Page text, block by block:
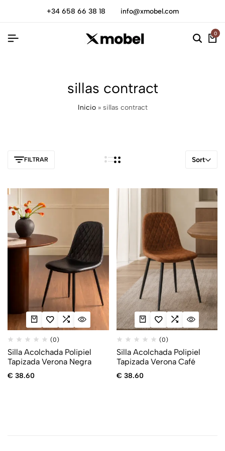
+34 658 66 38 18 info@xmobel.com
0
sillas contract
Inicio» sillas contract
FILTRAR Sort
(0)
Silla Acolchada Polipiel
Tapizada Verona Negra
€ 38.60
(0)
Silla Acolchada Polipiel
Tapizada Verona Café
€ 38.60